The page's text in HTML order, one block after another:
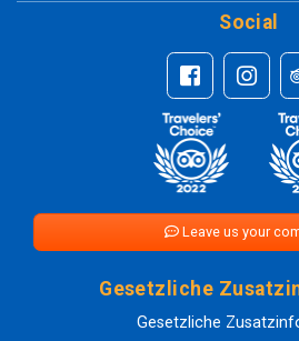
Gesetzliche
Gesetzliche
Social
Leave us your